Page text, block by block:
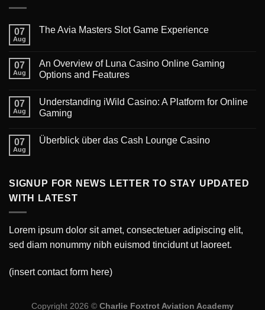
07
Aug
The Avia Masters Slot Game Experience
07
Aug
An Overview of Luna Casino Online Gaming
Options and Features
07
Aug
Understanding iWild Casino: A Platform for Online
Gaming
07
Aug
Überblick über das Cash Lounge Casino
SIGNUP FOR NEWS LETTER TO STAY UPDATED
WITH LATEST
Lorem ipsum dolor sit amet, consectetuer adipiscing elit,
sed diam nonummy nibh euismod tincidunt ut laoreet.
(insert contact form here)
Copyright 2026 © Charlie Foxtrot Aviation Academy